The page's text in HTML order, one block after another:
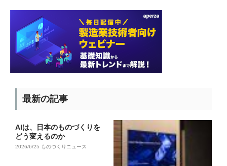
最新の記事
AIは、日本のものづくりを
どう変えるのか
2026/6/25 ものづくりニュース